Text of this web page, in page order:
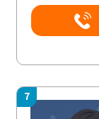
7